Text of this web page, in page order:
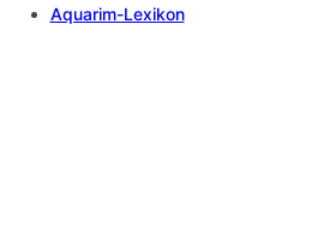
Aquarim-Lexikon